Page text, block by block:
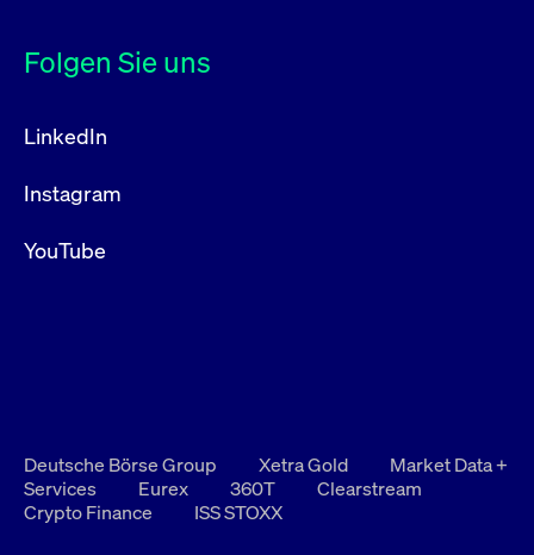
Folgen Sie uns
LinkedIn
Instagram
YouTube
Deutsche Börse Group Xetra Gold
Market Data +
Services
Eurex 360T
Clearstream
Crypto Finance
ISS STOXX